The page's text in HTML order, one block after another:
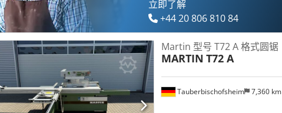
立即了解
+44 20 806 810 84
Tauberbischofsheim 7,360 km
Martin 型号 T72 A 格式圆锯
MARTIN T72 A